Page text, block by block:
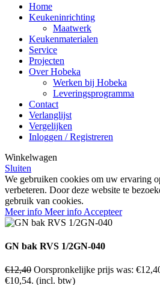
Home
Keukeninrichting
Maatwerk
Keukenmaterialen
Service
Projecten
Over Hobeka
Werken bij Hobeka
Leveringsprogramma
Contact
Verlanglijst
Vergelijken
Inloggen / Registreren
Winkelwagen
Sluiten
We gebruiken cookies om uw ervaring
verbeteren. Door deze website te
gebruik van cookies.
Meer info Meer info Accepteer
GN bak RVS 1/2GN-040
€12,40 Oorspronkelijke prijs was:
€10,54. (incl. btw)